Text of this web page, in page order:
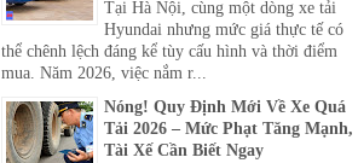
Tại Hà Nội, cùng một dòng xe tải
Hyundai nhưng mức giá thực tế có
thể chênh lệch đáng kể tùy cấu hình và thời điểm
mua. Năm 2026, việc nắm r...
Nóng! Quy Định Mới Về Xe Quá
Tải 2026 – Mức Phạt Tăng Mạnh,
Tài Xế Cần Biết Ngay